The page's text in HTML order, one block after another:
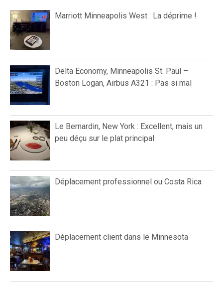
Marriott Minneapolis West : La déprime !
Delta Economy, Minneapolis St. Paul –
Boston Logan, Airbus A321 : Pas si mal
Le Bernardin, New York : Excellent, mais un
peu déçu sur le plat principal
Déplacement professionnel ou Costa Rica
Déplacement client dans le Minnesota